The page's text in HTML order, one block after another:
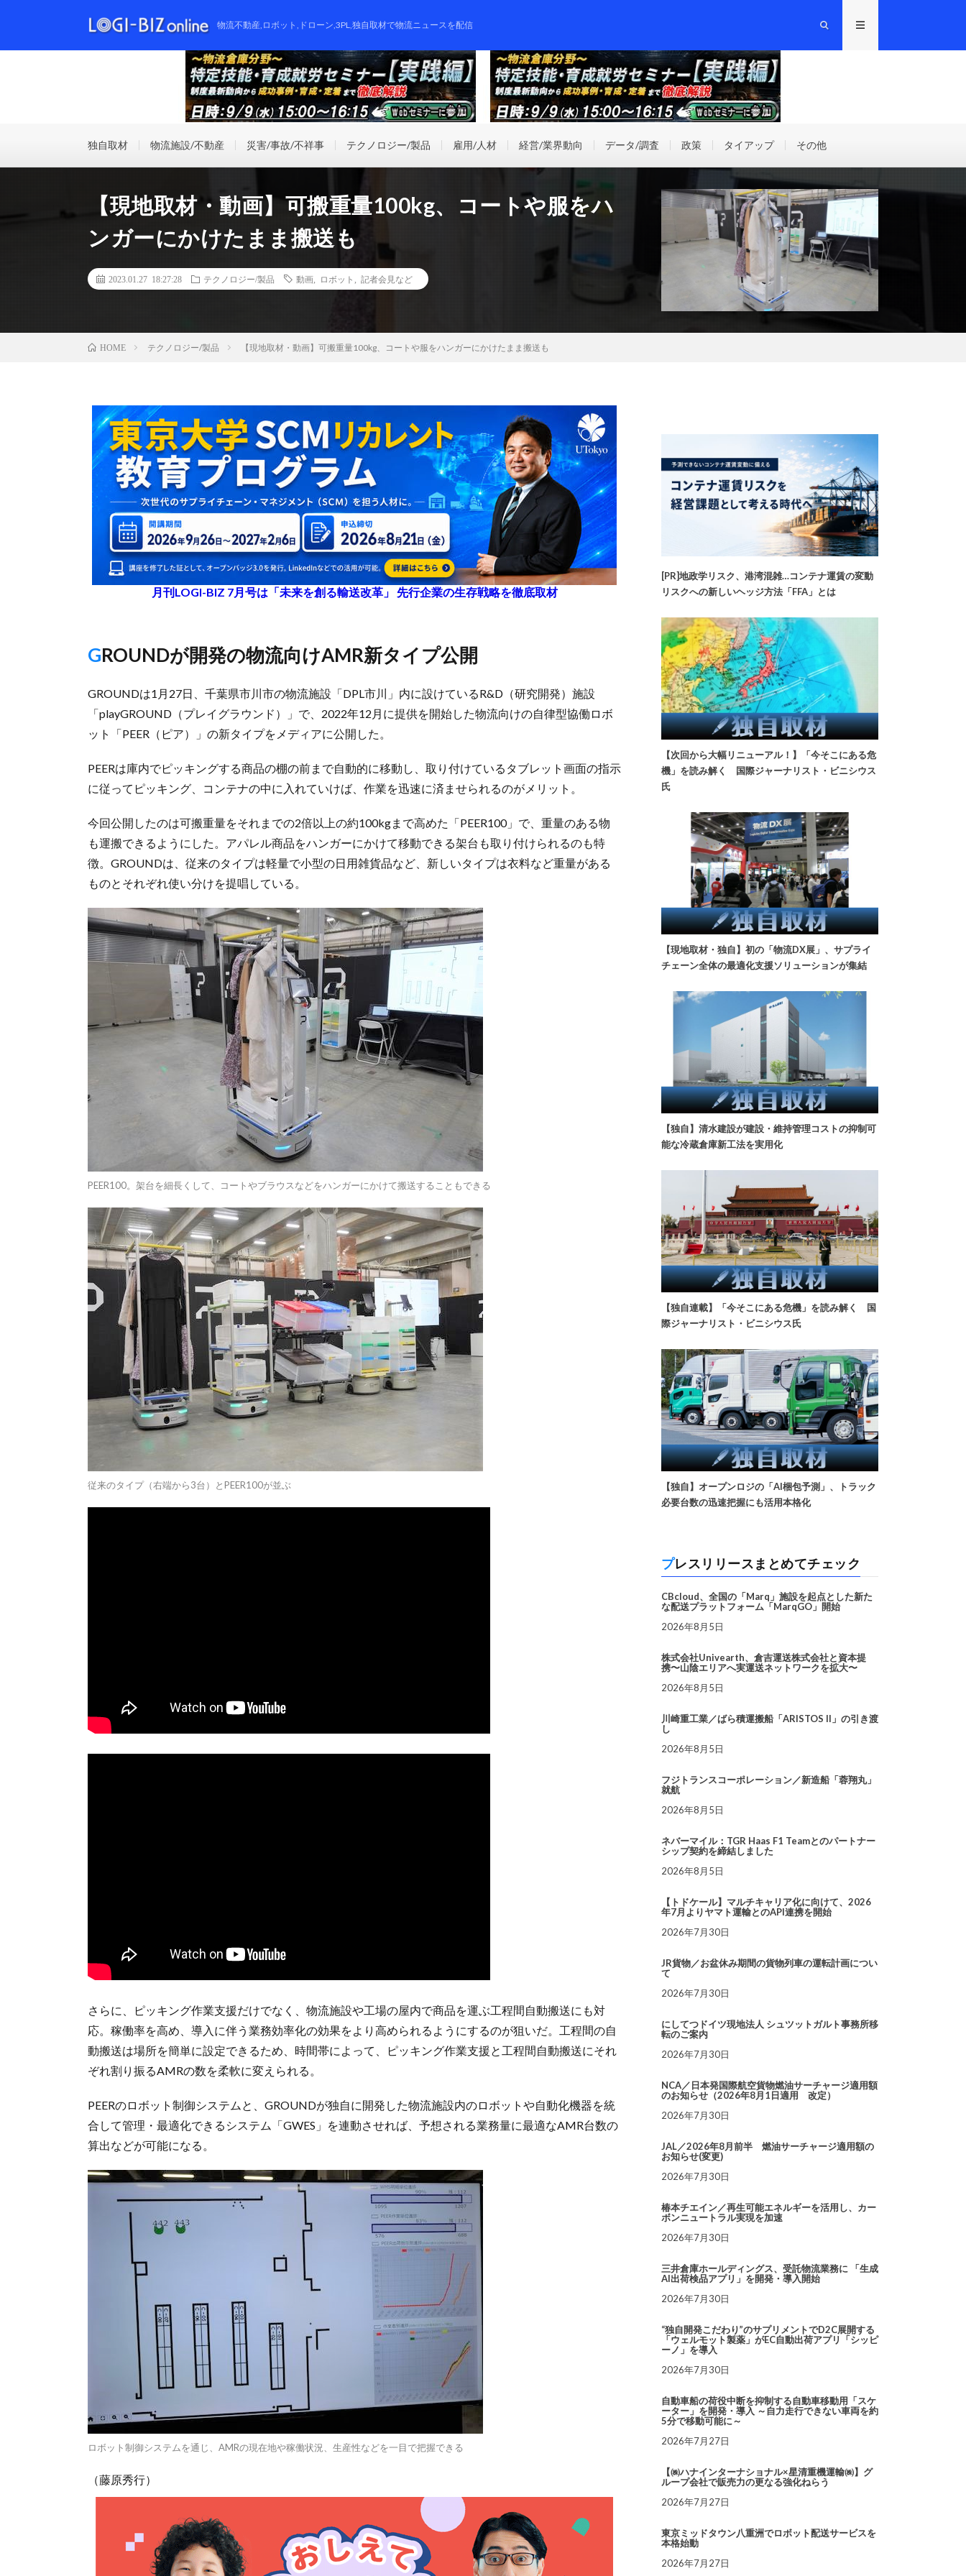
物流不動産,ロボット,ドローン,3PL,独自取材で物流ニュースを配信
独自取材 物流施設/不動産 災害/事故/不祥事 テクノロジー/製品 雇用/人材 経営/業界動向 データ/調査 政策 タイアップ その他
【現地取材・動画】可搬重量100kg、コートや服をハ
ンガーにかけたまま搬送も
2023.01.27 18:27:28 テクノロジー/製品 動画 ロボット 記者会見など
HOME テクノロジー/製品 【現地取材・動画】可搬重量100kg、コートや服をハンガーにかけたまま搬送も
月刊LOGI-BIZ 7月号は「未来を創る輸送改革」 先行企業の生存戦略を徹底取材
GROUNDが開発の物流向けAMR新タイプ公開
GROUNDは1月27日、千葉県市川市の物流施設「DPL市川」内に設けているR&D（研究開発）施設
「playGROUND（プレイグラウンド）」で、2022年12月に提供を開始した物流向けの自律型協働ロボ
ット「PEER（ピア）」の新タイプをメディアに公開した。
PEERは庫内でピッキングする商品の棚の前まで自動的に移動し、取り付けているタブレット画面の指示
に従ってピッキング、コンテナの中に入れていけば、作業を迅速に済ませられるのがメリット。
今回公開したのは可搬重量をそれまでの2倍以上の約100kgまで高めた「PEER100」で、重量のある物
も運搬できるようにした。アパレル商品をハンガーにかけて移動できる架台も取り付けられるのも特
徴。GROUNDは、従来のタイプは軽量で小型の日用雑貨品など、新しいタイプは衣料など重量がある
ものとそれぞれ使い分けを提唱している。
PEER100。架台を細長くして、コートやブラウスなどをハンガーにかけて搬送することもできる
従来のタイプ（右端から3台）とPEER100が並ぶ
さらに、ピッキング作業支援だけでなく、物流施設や工場の屋内で商品を運ぶ工程間自動搬送にも対
応。稼働率を高め、導入に伴う業務効率化の効果をより高められるようにするのが狙いだ。工程間の自
動搬送は場所を簡単に設定できるため、時間帯によって、ピッキング作業支援と工程間自動搬送にそれ
ぞれ割り振るAMRの数を柔軟に変えられる。
PEERのロボット制御システムと、GROUNDが独自に開発した物流施設内のロボットや自動化機器を統
合して管理・最適化できるシステム「GWES」を連動させれば、予想される業務量に最適なAMR台数の
算出などが可能になる。
ロボット制御システムを通じ、AMRの現在地や稼働状況、生産性などを一目で把握できる
（藤原秀行）
[PR]地政学リスク、港湾混雑…コンテナ運賃の変動
リスクへの新しいヘッジ方法「FFA」とは
【次回から大幅リニューアル！】「今そこにある危
機」を読み解く 国際ジャーナリスト・ビニシウス
氏
【現地取材・独自】初の「物流DX展」、サプライ
チェーン全体の最適化支援ソリューションが集結
【独自】清水建設が建設・維持管理コストの抑制可
能な冷蔵倉庫新工法を実用化
【独自連載】「今そこにある危機」を読み解く 国
際ジャーナリスト・ビニシウス氏
【独自】オープンロジの「AI梱包予測」、トラック
必要台数の迅速把握にも活用本格化
プレスリリースまとめてチェック
CBcloud、全国の「Marq」施設を起点とした新た
な配送プラットフォーム「MarqGO」開始
2026年8月5日
株式会社Univearth、倉吉運送株式会社と資本提
携〜山陰エリアへ実運送ネットワークを拡大〜
2026年8月5日
川崎重工業／ばら積運搬船「ARISTOS II」の引き渡
し
2026年8月5日
フジトランスコーポレーション／新造船「蓉翔丸」
就航
2026年8月5日
ネバーマイル：TGR Haas F1 Teamとのパートナー
シップ契約を締結しました
2026年8月5日
【トドケール】マルチキャリア化に向けて、2026
年7月よりヤマト運輸とのAPI連携を開始
2026年7月30日
JR貨物／お盆休み期間の貨物列車の運転計画につい
て
2026年7月30日
にしてつドイツ現地法人 シュツットガルト事務所移
転のご案内
2026年7月30日
NCA／日本発国際航空貨物燃油サーチャージ適用額
のお知らせ（2026年8月1日適用 改定）
2026年7月30日
JAL／2026年8月前半 燃油サーチャージ適用額の
お知らせ(変更)
2026年7月30日
椿本チエイン／再生可能エネルギーを活用し、カー
ボンニュートラル実現を加速
2026年7月30日
三井倉庫ホールディングス、受託物流業務に 「生成
AI出荷検品アプリ」を開発・導入開始
2026年7月30日
“独自開発こだわり”のサプリメントでD2C展開する
「ウェルモット製薬」がEC自動出荷アプリ「シッピ
ーノ」を導入
2026年7月30日
自動車船の荷役中断を抑制する自動車移動用「スケ
ーター」を開発・導入 ～自力走行できない車両を約
5分で移動可能に～
2026年7月27日
【㈱ハナインターナショナル×星清重機運輸㈱】グ
ループ会社で販売力の更なる強化ねらう
2026年7月27日
東京ミッドタウン八重洲でロボット配送サービスを
本格始動
2026年7月27日